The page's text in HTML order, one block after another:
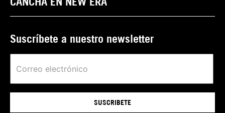
Suscríbete a nuestro newsletter
SUSCRIBETE